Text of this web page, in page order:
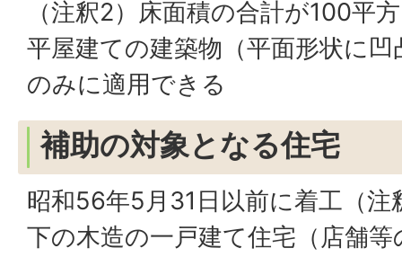
（注釈2）床面積の合計が100平
平屋建ての建築物（平面形状に
のみに適用できる
補助の対象となる住宅
昭和56年5月31日以前に着工（
下の木造の一戸建て住宅（店舗